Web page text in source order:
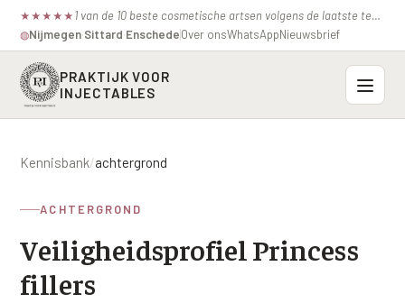
★ ★ ★ ★ ★ 1 van de 10 beste cosmetische artsen volgens de laatste test van de consumentenbond.
◍Nijmegen·Sittard·EnschedeOver onsWhatsAppNieuwsbrief
PRAKTIJK VOOR
INJECTABLES
Voorhoofdsrimpels
Fronsrimpel
Wenkbrauwen
Botox / anti-rimpel
Profielen
VEROUDERING
Prijzen
Kennisbank/achtergrond
ACHTERGROND
Veiligheidsprofiel Princess
fillers